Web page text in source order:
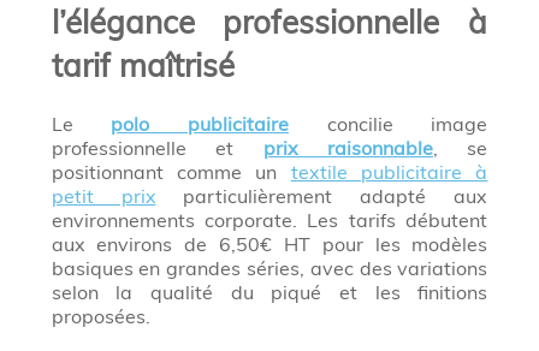
l’élégance professionnelle à
tarif maîtrisé
Le polo publicitaire concilie image
professionnelle et prix raisonnable, se
positionnant comme un textile publicitaire à
petit prix particulièrement adapté aux
environnements corporate. Les tarifs débutent
aux environs de 6,50€ HT pour les modèles
basiques en grandes séries, avec des variations
selon la qualité du piqué et les finitions
proposées.